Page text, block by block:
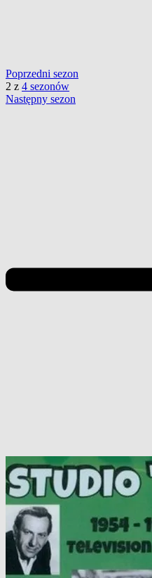
Poprzedni sezon
2 z 4 sezonów
Następny sezon